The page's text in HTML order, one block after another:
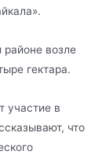
возле
гектара.
участие в
что